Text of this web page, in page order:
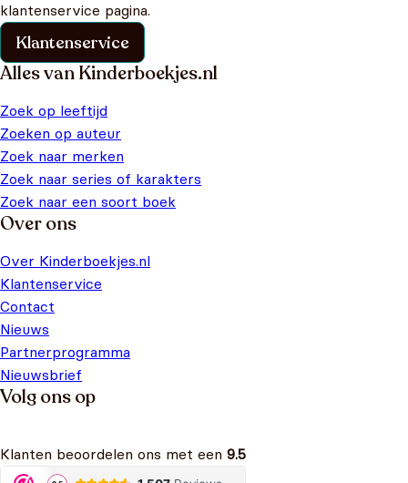
klantenservice pagina.
Klantenservice
Alles van Kinderboekjes.nl
Zoek op leeftijd
Zoeken op auteur
Zoek naar merken
Zoek naar series of karakters
Zoek naar een soort boek
Over ons
Over Kinderboekjes.nl
Klantenservice
Contact
Nieuws
Partnerprogramma
Nieuwsbrief
Volg ons op
Klanten beoordelen ons met een 9.5